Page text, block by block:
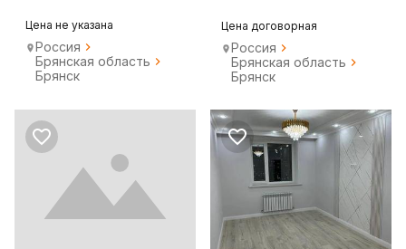
Цена не указана
Россия
Брянская область
Брянск
Цена договорная
Россия
Брянская область
Брянск